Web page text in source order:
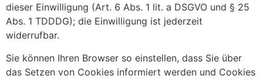
dieser Einwilligung (Art. 6 Abs. 1 lit. a DSGVO und § 25
Abs. 1 TDDDG); die Einwilligung ist jederzeit
widerrufbar.
Sie können Ihren Browser so einstellen, dass Sie über
das Setzen von Cookies informiert werden und Cookies